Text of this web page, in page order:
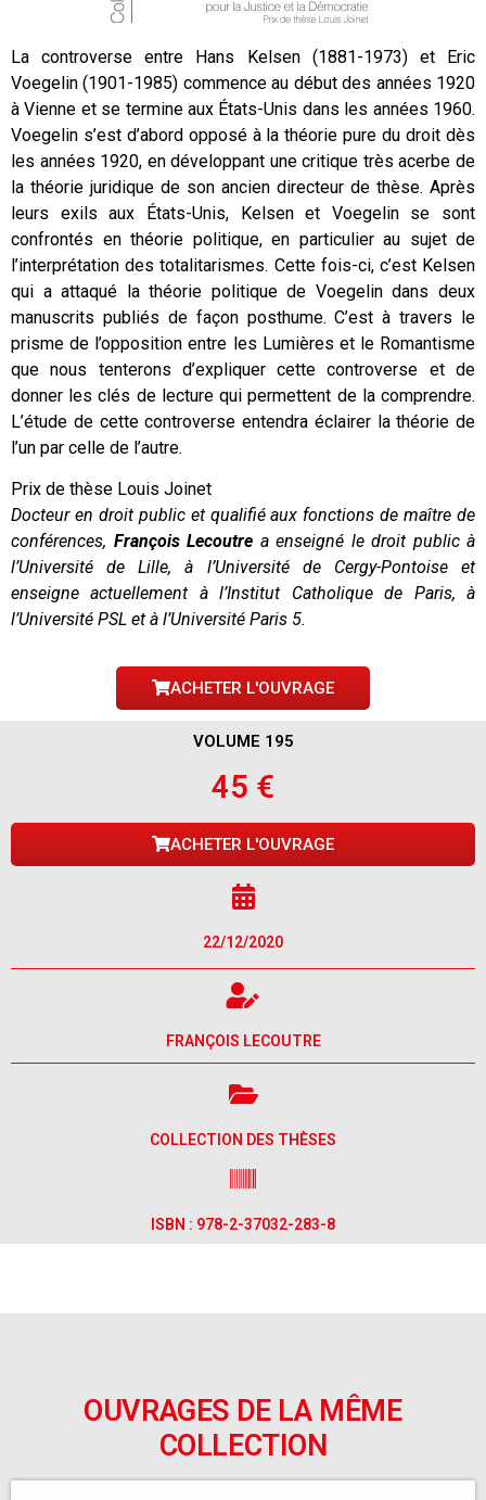
La controverse entre Hans Kelsen (1881-1973) et Eric
Voegelin (1901-1985) commence au début des années 1920
à Vienne et se termine aux États-Unis dans les années 1960.
Voegelin s’est d’abord opposé à la théorie pure du droit dès
les années 1920, en développant une critique très acerbe de
la théorie juridique de son ancien directeur de thèse. Après
leurs exils aux États-Unis, Kelsen et Voegelin se sont
confrontés en théorie politique, en particulier au sujet de
l’interprétation des totalitarismes. Cette fois-ci, c’est Kelsen
qui a attaqué la théorie politique de Voegelin dans deux
manuscrits publiés de façon posthume. C’est à travers le
prisme de l’opposition entre les Lumières et le Romantisme
que nous tenterons d’expliquer cette controverse et de
donner les clés de lecture qui permettent de la comprendre.
L’étude de cette controverse entendra éclairer la théorie de
l’un par celle de l’autre.
Prix de thèse Louis Joinet
Docteur en droit public et qualifié aux fonctions de maître de
conférences, François Lecoutre a enseigné le droit public à
l’Université de Lille, à l’Université de Cergy-Pontoise et
enseigne actuellement à l’Institut Catholique de Paris, à
l’Université PSL et à l’Université Paris 5.
ACHETER L'OUVRAGE
VOLUME 195
45 €
ACHETER L'OUVRAGE
22/12/2020
FRANÇOIS LECOUTRE
COLLECTION DES THÈSES
ISBN : 978-2-37032-283-8
OUVRAGES DE LA MÊME
COLLECTION